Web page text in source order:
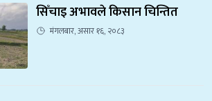
सिँचाइ अभावले किसान चिन्तित
मंगलबार, असार १६, २०८३